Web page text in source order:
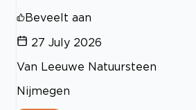
Beveelt aan
27 July 2026
Van Leeuwe Natuursteen
Nijmegen